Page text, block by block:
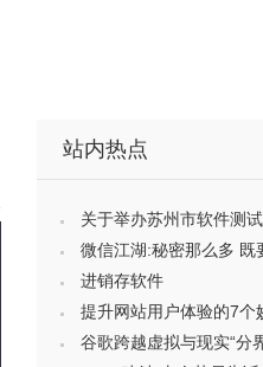
站内热点
关于举办苏州市软件测
微信江湖:秘密那么多 既
进销存软件
提升网站用户体验的7个
谷歌跨越虚拟与现实“分